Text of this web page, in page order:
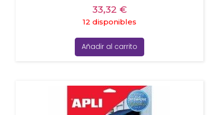
33,32 €
12 disponibles
Añadir al carrito